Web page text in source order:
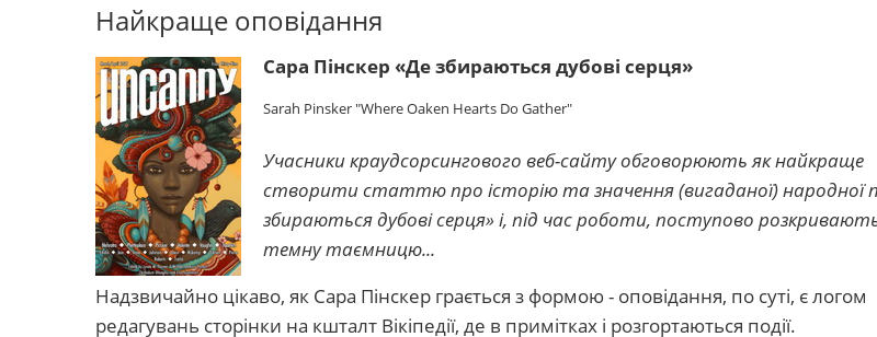
Найкраще оповідання
Сара Пінскер «Де збираються дубові серця»
Sarah Pinsker "Where Oaken Hearts Do Gather"
Учасники краудсорсингового веб-сайту обговорюють як найкраще
створити статтю про історію та значення (вигаданої) народної
збираються дубові серця» і, під час роботи, поступово
темну таємницю...
Надзвичайно цікаво, як Сара Пінскер грається з формою - оповідання, по суті, є логом
редагувань сторінки на кшталт Вікіпедії, де в примітках і розгортаються події.